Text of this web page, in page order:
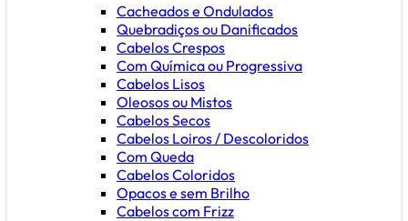
Cacheados e Ondulados
Quebradiços ou Danificados
Cabelos Crespos
Com Química ou Progressiva
Cabelos Lisos
Oleosos ou Mistos
Cabelos Secos
Cabelos Loiros / Descoloridos
Com Queda
Cabelos Coloridos
Opacos e sem Brilho
Cabelos com Frizz